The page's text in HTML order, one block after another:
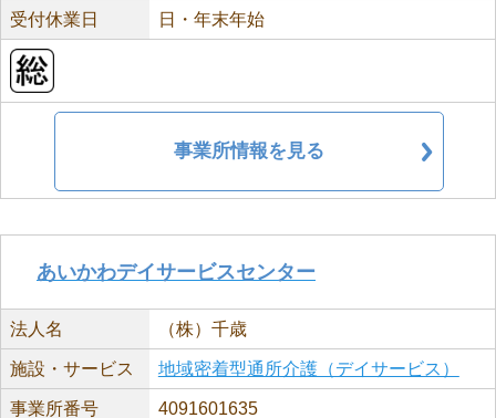
受付休業日 日・年末年始
事業所情報を見る
あいかわデイサービスセンター
法人名 （株）千歳
施設・サービス 地域密着型通所介護（デイサービス）
事業所番号 4091601635